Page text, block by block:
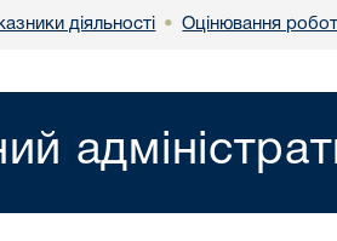
діяльності • Оцінювання